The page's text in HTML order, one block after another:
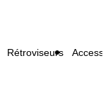
Rétroviseurs